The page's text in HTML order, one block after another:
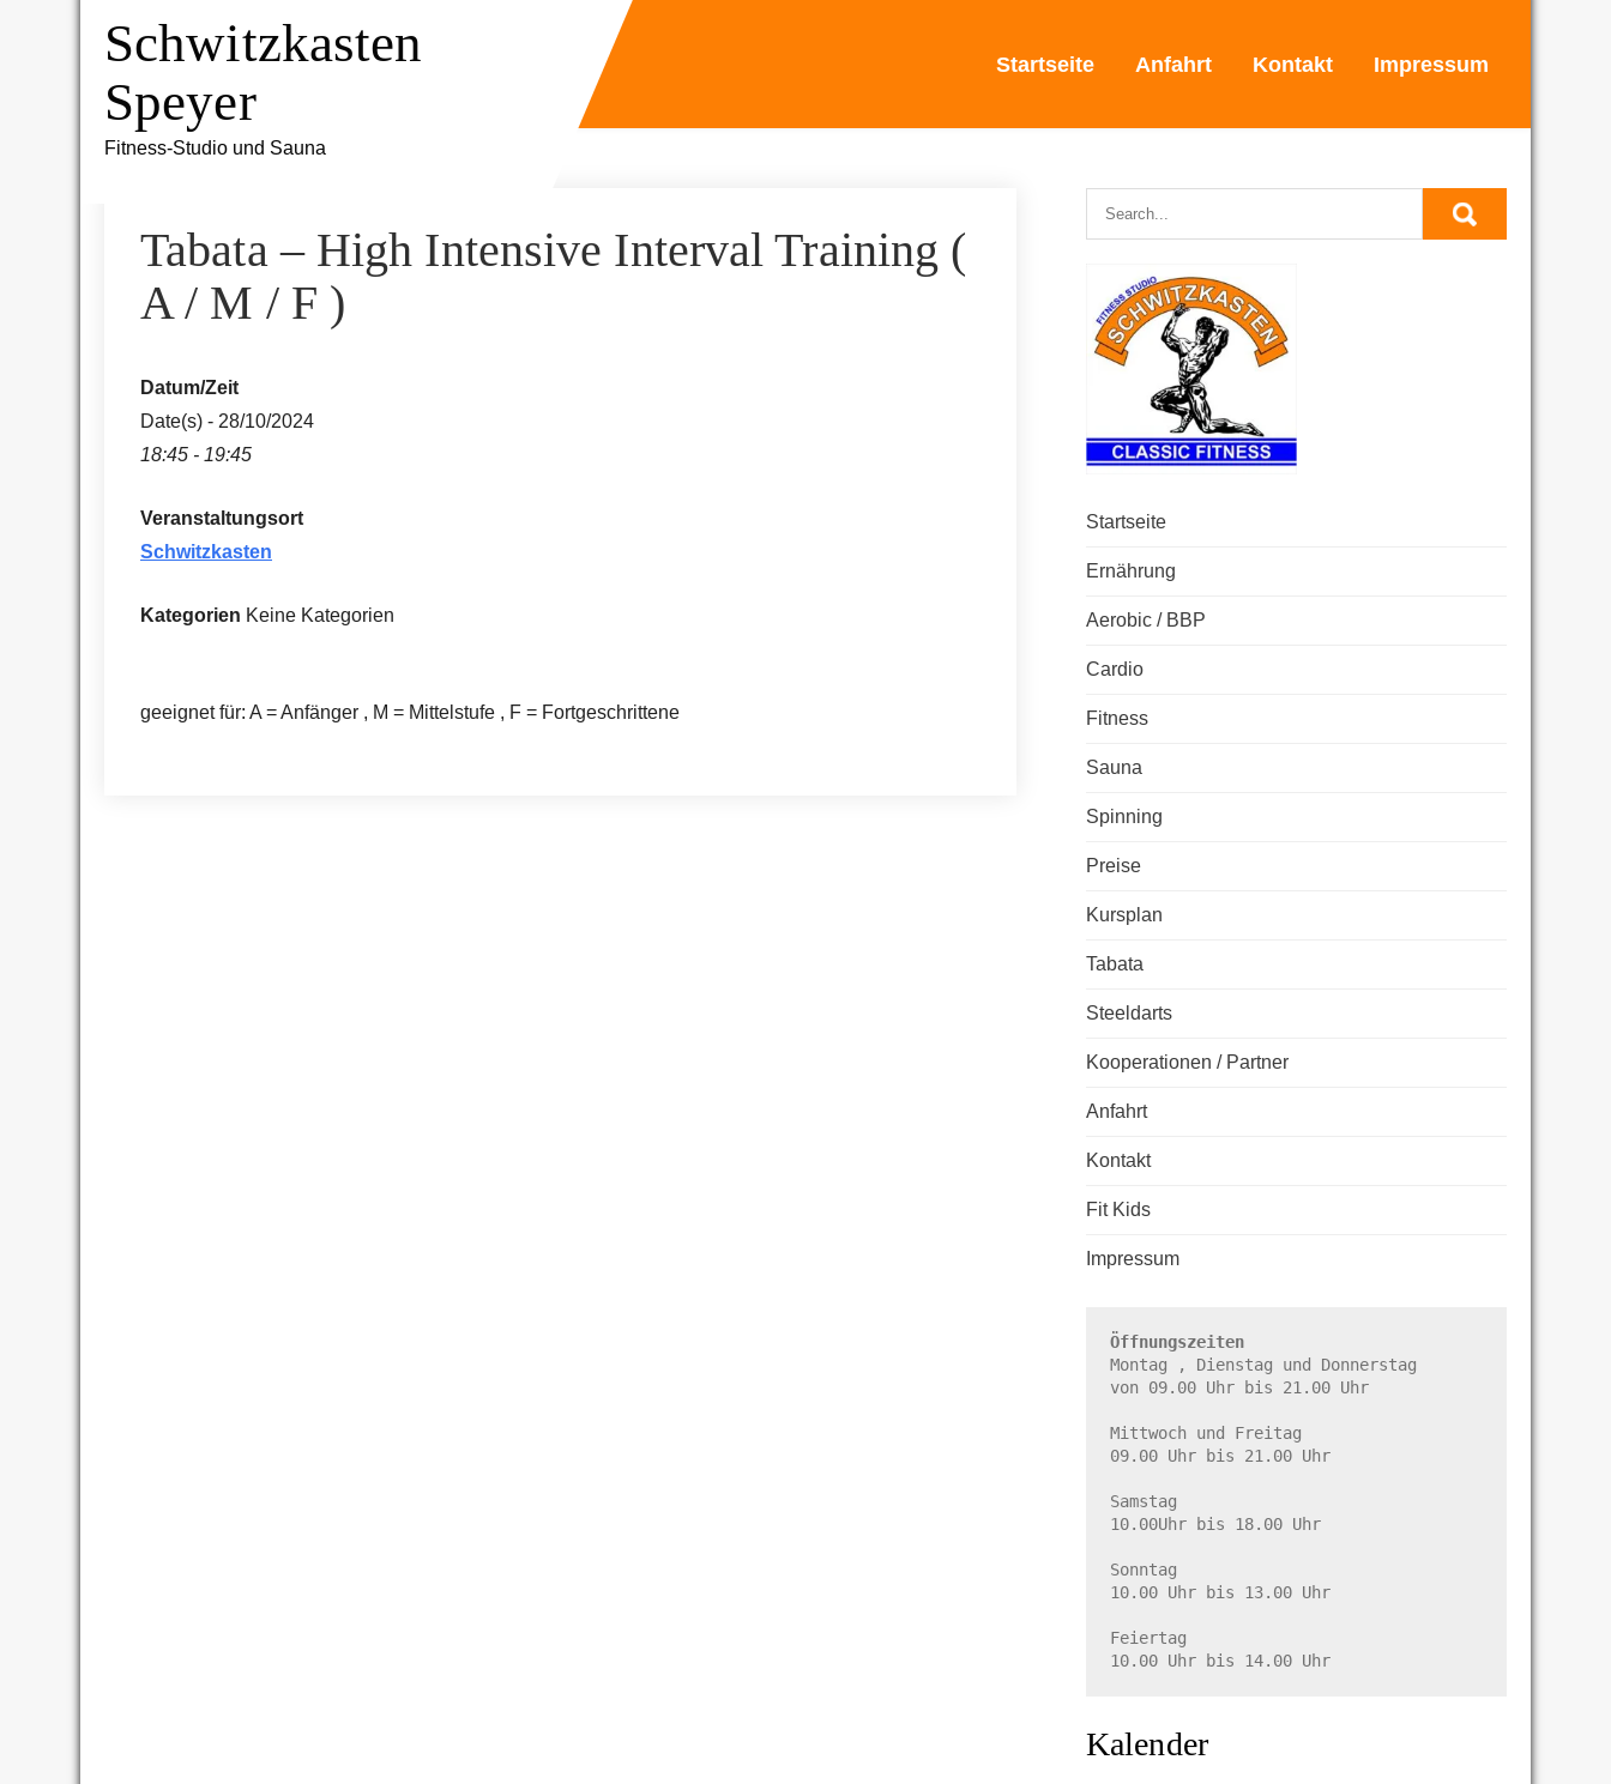
Schwitzkasten
Speyer
Fitness-Studio und Sauna
Startseite Anfahrt Kontakt Impressum
Tabata – High Intensive Interval Training (
A / M / F )
Datum/Zeit
Date(s) - 28/10/2024
18:45 - 19:45
Veranstaltungsort
Schwitzkasten
Kategorien Keine Kategorien
geeignet für: A = Anfänger , M = Mittelstufe , F = Fortgeschrittene
Startseite
Ernährung
Aerobic / BBP
Cardio
Fitness
Sauna
Spinning
Preise
Kursplan
Tabata
Steeldarts
Kooperationen / Partner
Anfahrt
Kontakt
Fit Kids
Impressum
Öffnungszeiten
Montag , Dienstag und Donnerstag
von 09.00 Uhr bis 21.00 Uhr
Mittwoch und Freitag
09.00 Uhr bis 21.00 Uhr
Samstag
10.00Uhr bis 18.00 Uhr
Sonntag
10.00 Uhr bis 13.00 Uhr
Feiertag
10.00 Uhr bis 14.00 Uhr
Kalender